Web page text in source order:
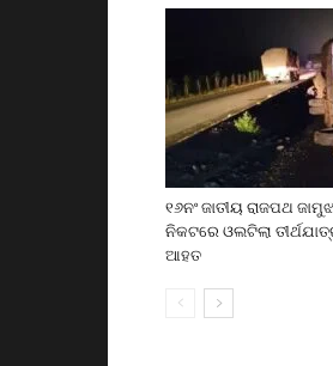
୧୬ନଂ ଜାତୀୟ ରାଜପଥ
ନିକଟରେ ଓଲଟିଲା
ଆହତ